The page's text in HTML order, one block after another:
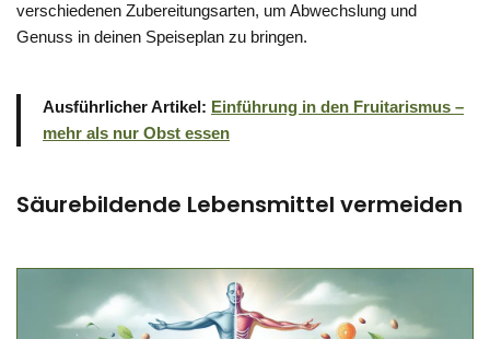
verschiedenen Zubereitungsarten, um Abwechslung und
Genuss in deinen Speiseplan zu bringen.
Ausführlicher Artikel: Einführung in den Fruitarismus –
mehr als nur Obst essen
Säurebildende Lebensmittel vermeiden